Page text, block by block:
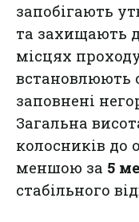
запобігають
та захищають
місцях
встановлюють
заповнені
Загальна
колосників до
меншою за 5
стабільного